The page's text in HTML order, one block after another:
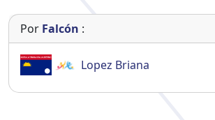
Por Falcón :
Lopez Briana